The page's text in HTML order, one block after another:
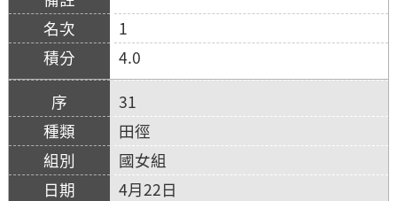
1
4.0
31
田徑
國女組
4月22日